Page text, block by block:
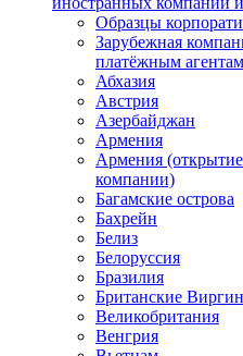
Образцы
Зарубежная
платёжным агентам
Абхазия
Австрия
Азербайджан
Армения
Армения
компании)
Багамские острова
Бахрейн
Белиз
Белоруссия
Бразилия
Британские
Великобритания
Венгрия